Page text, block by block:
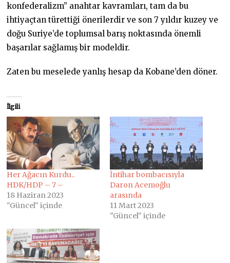
konfederalizm” anahtar kavramları, tam da bu
ihtiyaçtan türettiği önerilerdir ve son 7 yıldır kuzey ve
doğu Suriye’de toplumsal barış noktasında önemli
başarılar sağlamış bir modeldir.
Zaten bu meselede yanlış hesap da Kobane’den döner.
İlgili
Her Ağacın Kurdu..
HDK/HDP – 7 –
18 Haziran 2023
"Güncel" içinde
İntihar bombacısıyla
Daron Acemoğlu
arasında
11 Mart 2023
"Güncel" içinde